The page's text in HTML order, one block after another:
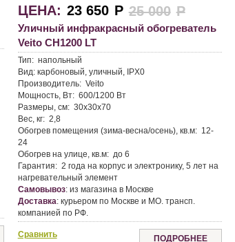
ЦЕНА: 23 650 Р 25 000 Р
Уличный инфракрасный обогреватель
Veito CH1200 LT
Тип: напольный
Вид: карбоновый, уличный, IPX0
Производитель: Veito
Мощность, Вт: 600/1200 Вт
Размеры, см: 30х30х70
Вес, кг: 2,8
Обогрев помещения (зима-весна/осень), кв.м: 12-
24
Обогрев на улице, кв.м: до 6
Гарантия: 2 года на корпус и электронику, 5 лет на
нагревательный элемент
Самовывоз: из магазина в Москве
Доставка: курьером по Москве и МО. трансп.
компанией по РФ.
Сравнить ПОДРОБНЕЕ